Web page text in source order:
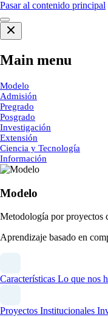
Pasar al contenido principal
Main menu
Modelo
Admisión
Pregrado
Posgrado
Investigación
Extensión
Ciencia y Tecnología
Información
Modelo
Metodología por proyectos
Aprendizaje basado en
Características Lo que nos
Proyectos Institucionales